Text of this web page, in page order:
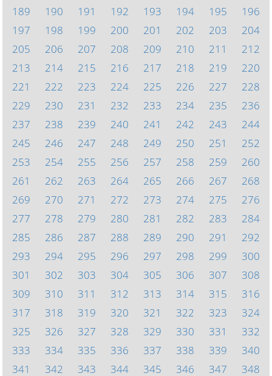
189
190 191 192 193 194 195
196
197
198 199 200 201 202 203
204
205
206 207 208 209 210 211
212
213
214 215 216 217 218 219
220
221
222 223 224 225 226 227
228
229
230 231 232 233 234 235
236
237
238 239 240 241 242 243
244
245
246 247 248 249 250 251
252
253
254 255 256 257 258 259
260
261
262 263 264 265 266 267
268
269
270 271 272 273 274 275
276
277
278 279 280 281 282 283
284
285
286 287 288 289 290 291
292
293
294 295 296 297 298 299
300
301
302 303 304 305 306 307
308
309
310 311 312 313 314 315
316
317
318 319 320 321 322 323
324
325
326 327 328 329 330 331
332
333
334 335 336 337 338 339
340
341
342 343 344 345 346 347 348